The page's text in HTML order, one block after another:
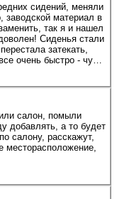
сидений, меняли
заводской материал в
так я и нашел
Сиденья стали
затекать,
очень быстро - чуть
Действительно
Очень приятная
и
👍
салон, помыли
добавлять, а то будет
салону, расскажут,
месторасположение,